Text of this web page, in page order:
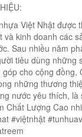
Việt Nhật được
và kinh doanh các
Sau nhiều năm
tiêu dùng những
cho cộng đồng,
những thương
nước yêu thích, là
Chất Lượng Cao
#việtnhật